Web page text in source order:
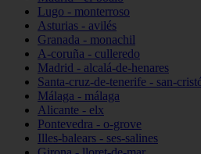
Lugo - monterroso
Asturias - avilés
Granada - monachil
A-coruña - culleredo
Madrid - alcalá-de-henares
Santa-cruz-de-tenerife - san-
Málaga - málaga
Alicante - elx
Pontevedra - o-grove
Illes-balears - ses-salines